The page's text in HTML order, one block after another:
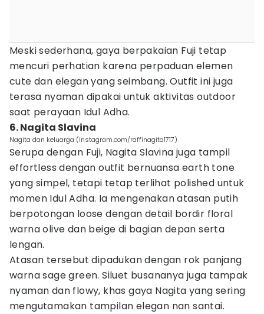
Meski sederhana, gaya berpakaian Fuji tetap
mencuri perhatian karena perpaduan elemen
cute dan elegan yang seimbang. Outfit ini juga
terasa nyaman dipakai untuk aktivitas outdoor
saat perayaan Idul Adha.
6. Nagita Slavina
Nagita dan keluarga (instagram.com/raffinagita1717)
Serupa dengan Fuji, Nagita Slavina juga tampil
effortless dengan outfit bernuansa earth tone
yang simpel, tetapi tetap terlihat polished untuk
momen Idul Adha. Ia mengenakan atasan putih
berpotongan loose dengan detail bordir floral
warna olive dan beige di bagian depan serta
lengan.
Atasan tersebut dipadukan dengan rok panjang
warna sage green. Siluet busananya juga tampak
nyaman dan flowy, khas gaya Nagita yang sering
mengutamakan tampilan elegan nan santai.